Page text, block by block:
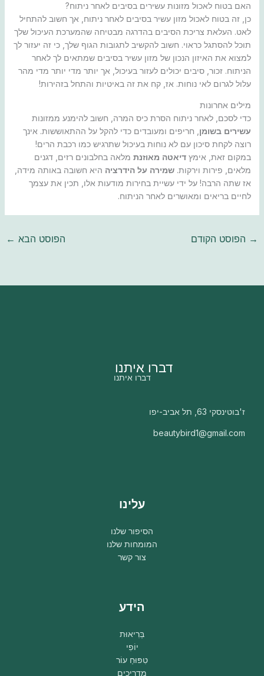
האם בטוח לאכול מזונות עשירים בסיבים לאחר ניתוח?
כן, זה בטוח לאכול מזון עשיר בסיבים לאחר ניתוח, אך חשוב להתחיל
לאט. העלאת צריכת הסיבים בהדרגה מבטיחה שהמערכת העיכול שלך
תוכל להסתגל כראוי. חשוב להקשיב לתגובות הגוף שלך, כי זה יעזור לך
למצוא את האיזון הנכון של מזון עשיר בסיבים שמתאים לך לאחר
הניתוח. זכור, סיבים יכולים לעזור בעיכול, אך יותר מדי יותר מדי מהר
עלול לגרום לאי נוחות. אז, קח את זה באיטיות והתחל בזהירות!
מילים אחרונות
כדי לסכם, לאחר ניתוח הסרת כיס המרה, חשוב להימנע ממזונות
עשירים בשומן , חריפים ומעובדים כדי להקל על ההתאוששות. אינך
רוצה לקחת סיכון עם לא נוחות בעיכול שתרגיש כמו רכבת הרים!
במקום זאת, אימץ דיאטה מאוזנתמלאה בחלבונים רזים, דגנים
מלאים, פירות וירקות. שמירה על הידרציה היא חשובה באותה מידה,
אז שתה הרבה! על ידי עשיית בחירות מודעות אלו, תכין את עצמך
לחיים בריאים ומאושרים לאחר הניתוח.
→ הפוסט הקודם הפוסט הבא ←
דברו איתנו
דברו איתנו
ז'בוטינסקי 63, תל אביב-יפו
beautybird1@gmail.com
עלינו
הסיפור שלנו
המומחות שלנו
צור קשר
הידע
בְּרִיאוּת
יוֹפִי
טִפּוּחַ עוֹר
מדריכים